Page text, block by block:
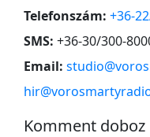
Telefonszám: +36-
SMS: +36-30/300-
Email:
Komment doboz